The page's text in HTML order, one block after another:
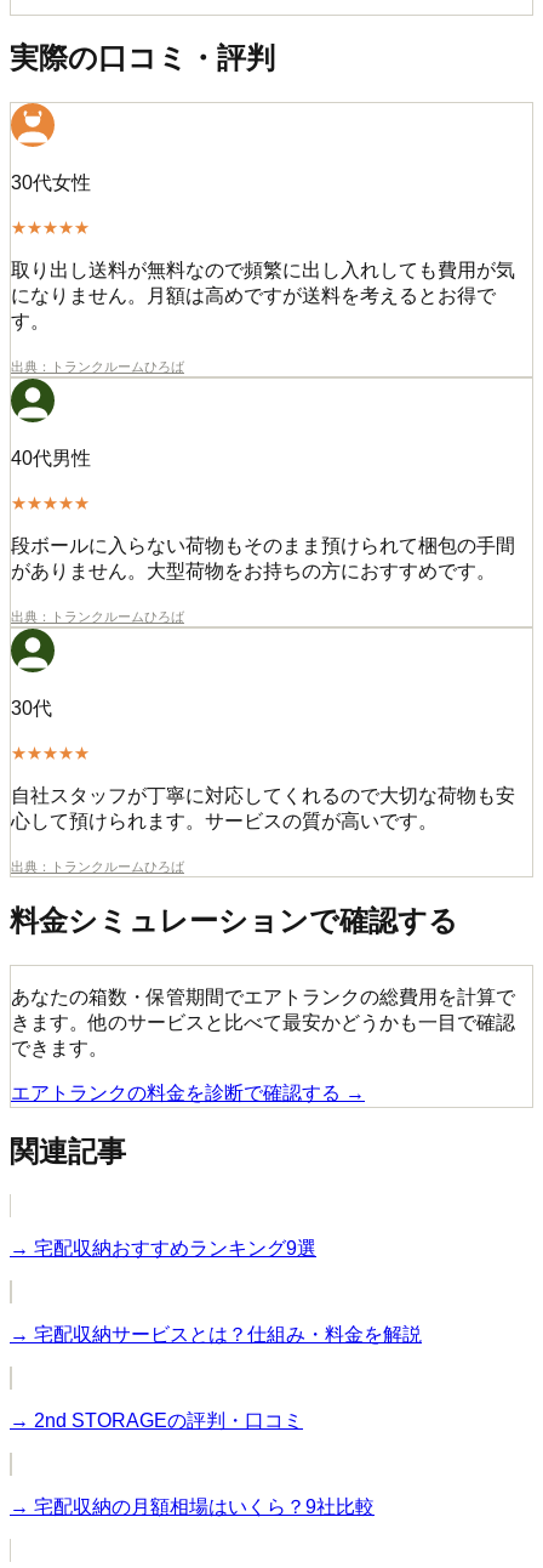
実際の口コミ・評判
30代女性
★★★★★
取り出し送料が無料なので頻繁に出し入れしても費用が気
になりません。月額は高めですが送料を考えるとお得で
す。
出典： トランクルームひろば
40代男性
★★★★★
段ボールに入らない荷物もそのまま預けられて梱包の手間
がありません。大型荷物をお持ちの方におすすめです。
出典： トランクルームひろば
30代
★★★★★
自社スタッフが丁寧に対応してくれるので大切な荷物も安
心して預けられます。サービスの質が高いです。
出典： トランクルームひろば
料金シミュレーションで確認する
あなたの箱数・保管期間でエアトランクの総費用を計算で
きます。他のサービスと比べて最安かどうかも一目で確認
できます。
エアトランクの料金を診断で確認する →
関連記事
→ 宅配収納おすすめランキング9選
→ 宅配収納サービスとは？仕組み・料金を解説
→ 2nd STORAGEの評判・口コミ
→ 宅配収納の月額相場はいくら？9社比較